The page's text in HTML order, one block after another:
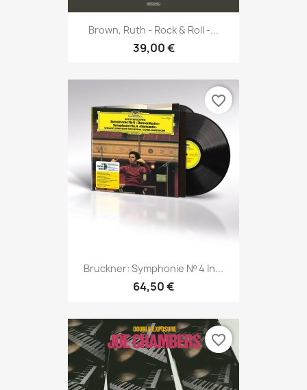
Brown, Ruth - Rock & Roll -...
39,00 €
Bruckner: Symphonie Nº 4 In...
64,50 €
favorite_border
favorite_border